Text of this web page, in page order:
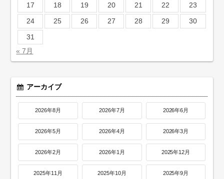
17
18 19 20 21 22
23
24
25 26 27 28 29
30
31
« 7月
アーカイブ
2026年8月 2026年7月 2026年6月
2026年5月 2026年4月 2026年3月
2026年2月 2026年1月 2025年12月
2025年11月 2025年10月 2025年9月